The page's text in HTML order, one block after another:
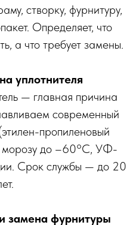
створку, фурнитуру,
Определяет, что
а что требует замены.
уплотнителя
— главная причина
современный
пропиленовый
морозу до –60°C, УФ-
Срок службы — до 20
замена фурнитуры